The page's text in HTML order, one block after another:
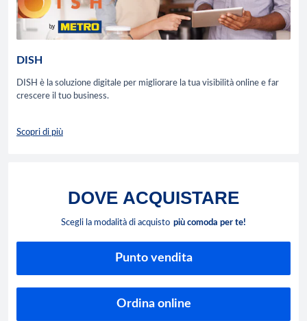
DISH
DISH è la soluzione digitale per migliorare la tua visibilità online e far
crescere il tuo business.
Scopri di più
DOVE ACQUISTARE
Scegli la modalità di acquisto più comoda per te!
Punto vendita
Ordina online